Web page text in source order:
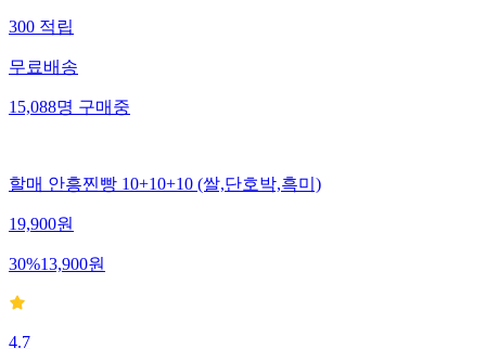
300적립
무료배송
15,088명구매중
할매 안흥찐빵 10+10+10 (쌀,단호박,흑미)
19,900원
30%13,900원
4.7